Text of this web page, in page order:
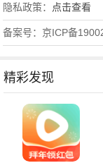
隐私政策： 点击查看
备案号：京ICP备
精彩发现